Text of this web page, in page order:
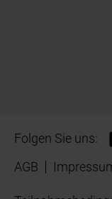
Folgen Sie uns:
AGB